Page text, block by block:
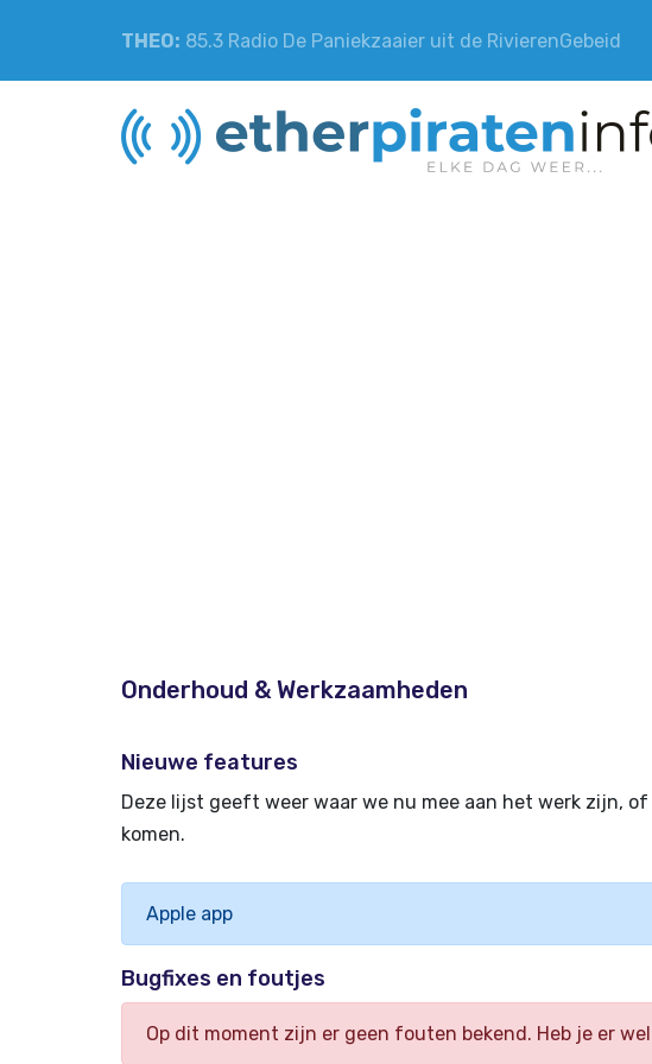
THEO: 85.3 Radio De Paniekzaaier uit de RivierenGebeid
Onderhoud & Werkzaamheden
Nieuwe features
Deze lijst geeft weer waar we nu mee aan het werk zijn,
komen.
Apple app
Bugfixes en foutjes
Op dit moment zijn er geen fouten bekend. Heb je er